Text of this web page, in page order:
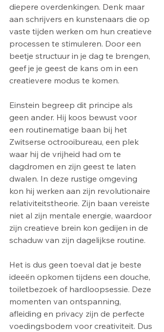
diepere overdenkingen. Denk maar
aan schrijvers en kunstenaars die op
vaste tijden werken om hun creatieve
processen te stimuleren. Door een
beetje structuur in je dag te brengen,
geef je je geest de kans om in een
creatievere modus te komen.
Einstein begreep dit principe als
geen ander. Hij koos bewust voor
een routinematige baan bij het
Zwitserse octrooibureau, een plek
waar hij de vrijheid had om te
dagdromen en zijn geest te laten
dwalen. In deze rustige omgeving
kon hij werken aan zijn revolutionaire
relativiteitstheorie. Zijn baan vereiste
niet al zijn mentale energie, waardoor
zijn creatieve brein kon gedijen in de
schaduw van zijn dagelijkse routine.
Het is dus geen toeval dat je beste
ideeën opkomen tijdens een douche,
toiletbezoek of hardloopsessie. Deze
momenten van ontspanning,
afleiding en privacy zijn de perfecte
voedingsbodem voor creativiteit. Dus